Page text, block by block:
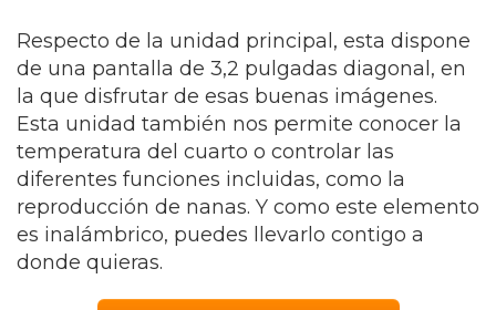
Respecto de la unidad principal, esta dispone
de una pantalla de 3,2 pulgadas diagonal, en
la que disfrutar de esas buenas imágenes.
Esta unidad también nos permite conocer la
temperatura del cuarto o controlar las
diferentes funciones incluidas, como la
reproducción de nanas. Y como este elemento
es inalámbrico, puedes llevarlo contigo a
donde quieras.